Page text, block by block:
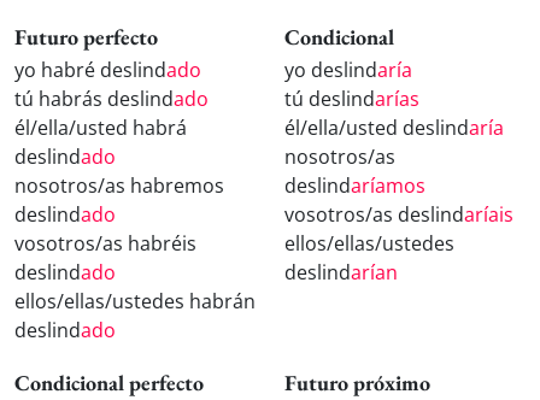
Futuro perfecto
yo habré deslindado
tú habrás deslindado
él/ella/usted habrá
deslindado
nosotros/as habremos
deslindado
vosotros/as habréis
deslindado
ellos/ellas/ustedes habrán
deslindado
Condicional
yo deslindaría
tú deslindarías
él/ella/usted deslindaría
nosotros/as
deslindaríamos
vosotros/as deslindaríais
ellos/ellas/ustedes
deslindarían
Condicional perfecto Futuro próximo